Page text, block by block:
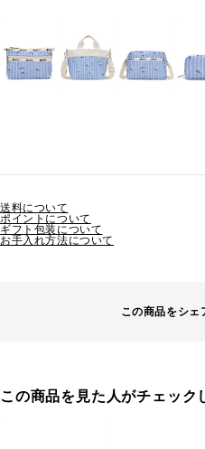
送料について
ポイントについて
ギフト包装について
お手入れ方法について
この商品をシェ
この商品を見た人がチェック